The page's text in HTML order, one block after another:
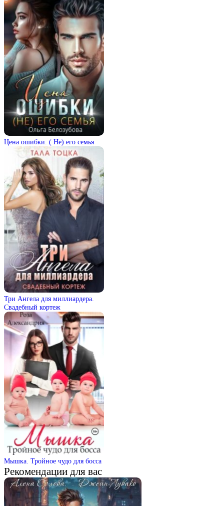
Цена ошибки. ( Не) его семья
Три Ангела для миллиардера.
Свадебный кортеж
Мышка. Тройное чудо для босса
Рекомендации для вас